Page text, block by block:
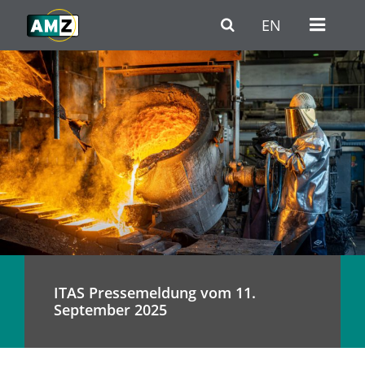
Zum Hauptinhalt
Zur Haupt-Navigation
Zum Fußbereich / Kontakt
EN
ITAS Pressemeldung vom 11.
September 2025